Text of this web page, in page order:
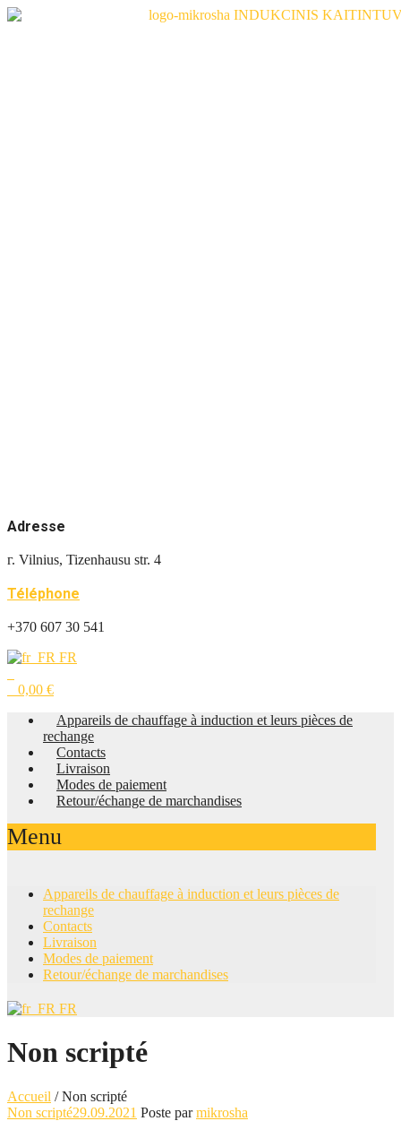
Adresse
г. Vilnius, Tizenhausu str. 4
Téléphone
+370 607 30 541
FR
0,00 €
Appareils de chauffage à induction et leurs pièces de
rechange
Contacts
Livraison
Modes de paiement
Retour/échange de marchandises
Menu
Appareils de chauffage à induction et leurs pièces de
rechange
Contacts
Livraison
Modes de paiement
Retour/échange de marchandises
FR
Non scripté
Accueil /Non scripté
Catégories
Non scripté29.09.2021 Poste parmikrosha